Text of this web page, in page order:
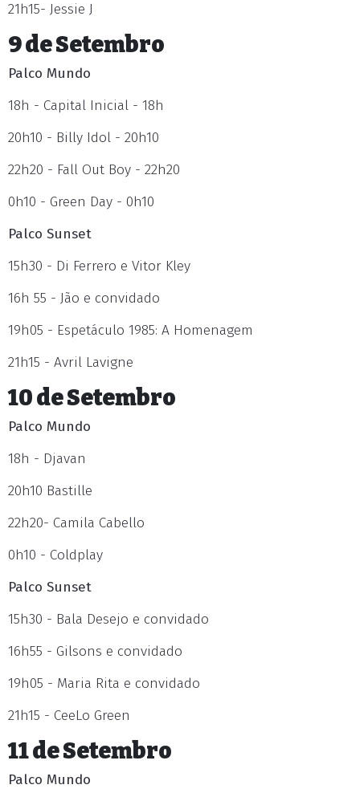
21h15- Jessie J
9 de Setembro
Palco Mundo
18h - Capital Inicial - 18h
20h10 - Billy Idol - 20h10
22h20 - Fall Out Boy - 22h20
0h10 - Green Day - 0h10
Palco Sunset
15h30 - Di Ferrero e Vitor Kley
16h 55 - Jão e convidado
19h05 - Espetáculo 1985: A Homenagem
21h15 - Avril Lavigne
10 de Setembro
Palco Mundo
18h - Djavan
20h10 Bastille
22h20- Camila Cabello
0h10 - Coldplay
Palco Sunset
15h30 - Bala Desejo e convidado
16h55 - Gilsons e convidado
19h05 - Maria Rita e convidado
21h15 - CeeLo Green
11 de Setembro
Palco Mundo